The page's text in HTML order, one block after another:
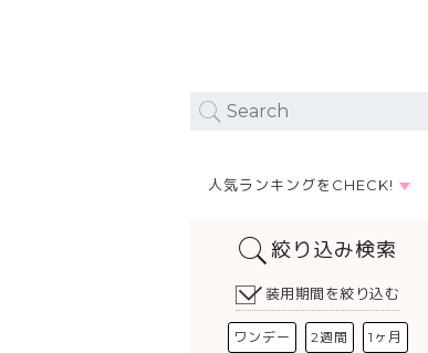
人気ランキングをCHECK!
絞り込み検索
装用期間を絞り込む
ワンデー 2週間 1ヶ月